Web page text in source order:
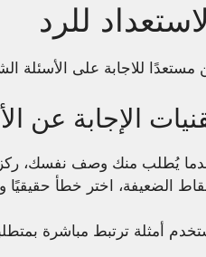
للرد
مستعدًا للاجابة على الأسئلة
الإجابة عن
يُطلب منك وصف نفسك، ركز
الضعيفة، اختر خطأ حقيقيًا
أمثلة ترتبط مباشرة